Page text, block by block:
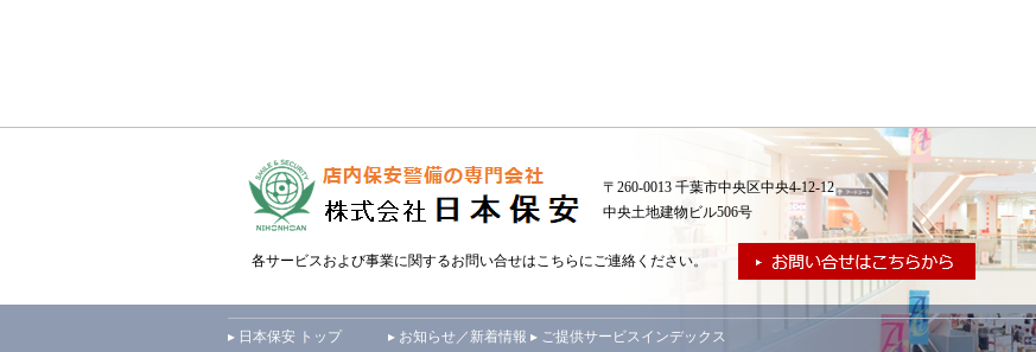
〒260-0013 千葉市中央区中央4-12-12
中央土地建物ビル506号
各サービスおよび事業に関するお問い合せはこちらにご連絡ください。
▸ 日本保安 トップ ▸ お知らせ／新着情報 ▸ ご提供サービスインデックス